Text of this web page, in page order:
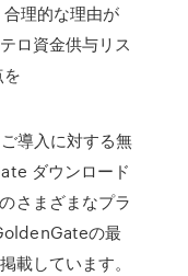
理的な理由が
ロ資金供与リス
導入に対する無
ダウンロード
さまざまなプラ
の最
載しています。